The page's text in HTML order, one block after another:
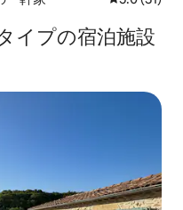
イプの宿泊施設